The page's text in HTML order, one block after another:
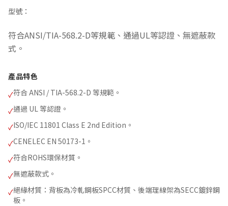
型號：
符合ANSI/TIA-568.2-D等規範、通過UL等認證、無遮蔽款
式。
產品特色
✓符合 ANSI / TIA-568.2-D 等規範。
✓通過 UL 等認證。
✓ISO/IEC 11801 Class E 2nd Edition。
✓CENELEC EN 50173-1。
✓符合ROHS環保材質。
✓無遮蔽款式。
✓絕緣材質：背板為冷軋鋼板SPCC材質、後端理線架為SECC鍍鋅鋼
板。